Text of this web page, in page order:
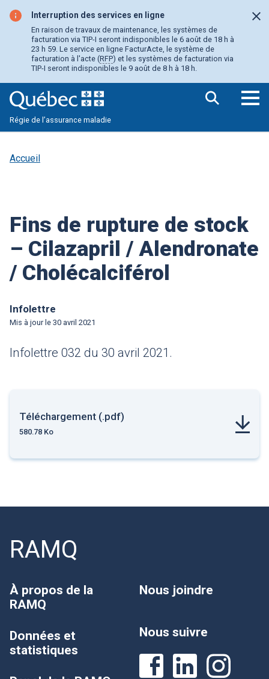
contenu
principal
Interruption des services en ligne
En raison de travaux de maintenance, les systèmes de
facturation via TIP-I seront indisponibles le 6 août de 18 h à
23 h 59. Le service en ligne FacturActe, le système de
facturation à l'acte (RFP) et les systèmes de facturation via
TIP-I seront indisponibles le 9 août de 8 h à 18 h.
Régie de l’assurance maladie
Accueil
Fins de rupture de stock
– Cilazapril / Alendronate
/ Cholécalciférol
Infolettre
Mis à jour le 30 avril 2021
Infolettre 032 du 30 avril 2021.
Téléchargement (.pdf)
580.78 Ko
RAMQ
À propos de la
RAMQ
Données et
statistiques
Nous joindre
Nous suivre